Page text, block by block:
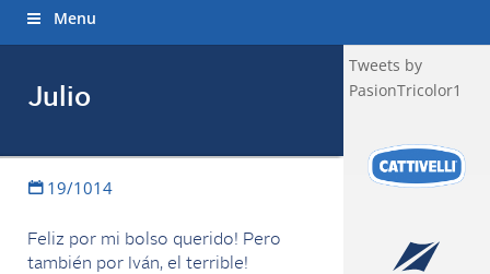
Menu
Julio
19/1014
Feliz por mi bolso querido! Pero
también por Iván, el terrible!
Tweets by
PasionTricolor1